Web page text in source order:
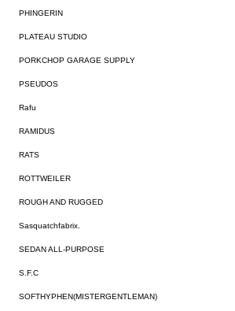
PHINGERIN
PLATEAU STUDIO
PORKCHOP GARAGE SUPPLY
PSEUDOS
Rafu
RAMIDUS
RATS
ROTTWEILER
ROUGH AND RUGGED
Sasquatchfabrix.
SEDAN ALL-PURPOSE
S.F.C
SOFTHYPHEN(MISTERGENTLEMAN)